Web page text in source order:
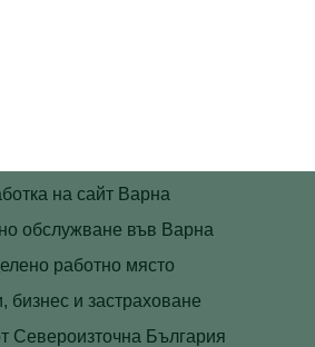
на сайт Варна
обслужване във Варна
работно място
бизнес и застраховане
Североизточна България